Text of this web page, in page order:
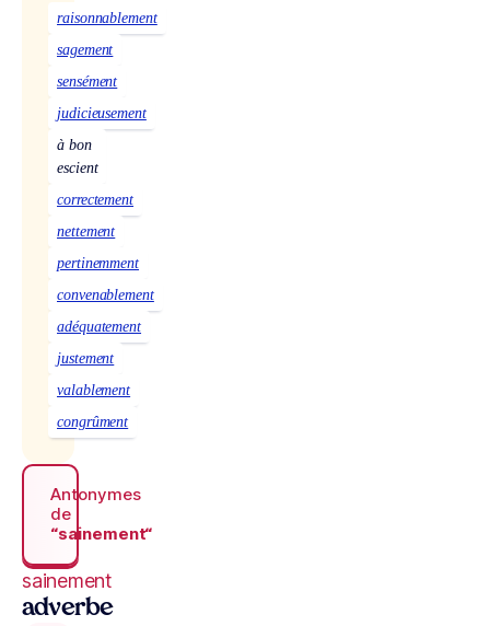
raisonnablement
sagement
sensément
judicieusement
à bon
escient
correctement
nettement
pertinemment
convenablement
adéquatement
justement
valablement
congrûment
Antonymes
de
“sainement“
sainement
adverbe